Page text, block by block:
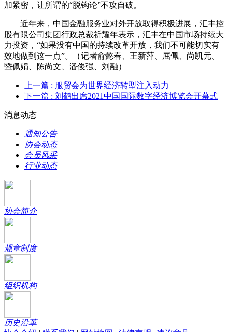
加紧密，让所谓的“脱钩论”不攻自破。
近年来，中国金融服务业对外开放取得积极进展，汇丰控
股有限公司集团行政总裁祈耀年表示，汇丰在中国市场持续大
力投资，“如果没有中国的持续改革开放，我们不可能切实有
效地做到这一点”。
（记者俞懿春、王新萍、屈佩、尚凯元、
暨佩娟、陈尚文、潘俊强、刘融）
上一篇 : 服贸会为世界经济转型注入动力
下一篇 : 刘鹤出席2021中国国际数字经济博览会开幕式
消息动态
通知公告
协会动态
会员风采
行业动态
协会简介
规章制度
组织机构
历史沿革